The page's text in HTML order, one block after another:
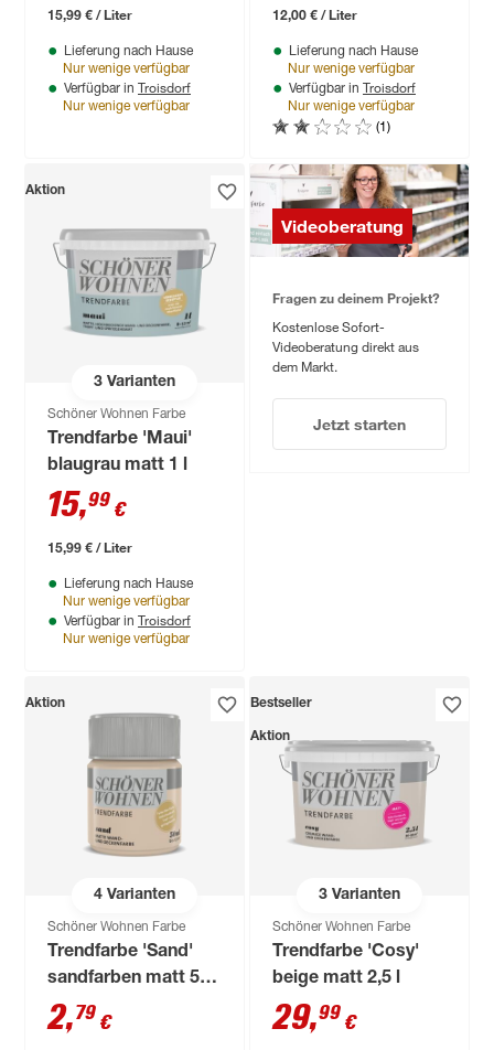
15,99 € / Liter
Lieferung nach Hause
Nur wenige verfügbar
Verfügbar in Troisdorf
Nur wenige verfügbar
12,00 € / Liter
Lieferung nach Hause
Nur wenige verfügbar
Verfügbar in Troisdorf
Nur wenige verfügbar
(1)
3Varianten
Aktion
Schöner Wohnen Farbe
Trendfarbe 'Maui'
blaugrau matt 1 l
15,99 €
15,99 € / Liter
Lieferung nach Hause
Nur wenige verfügbar
Verfügbar in Troisdorf
Nur wenige verfügbar
Videoberatung
Fragen zu deinem Projekt?
Kostenlose Sofort-
Videoberatung direkt aus
dem Markt.
Jetzt starten
4Varianten
Aktion
Schöner Wohnen Farbe
Trendfarbe 'Sand'
sandfarben matt 50
ml
2,79 €
3Varianten
Bestseller
Aktion
Schöner Wohnen Farbe
Trendfarbe 'Cosy'
beige matt 2,5 l
29,99 €